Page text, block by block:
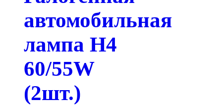
автомобильная
лампа H4
60/55W
(2шт.)